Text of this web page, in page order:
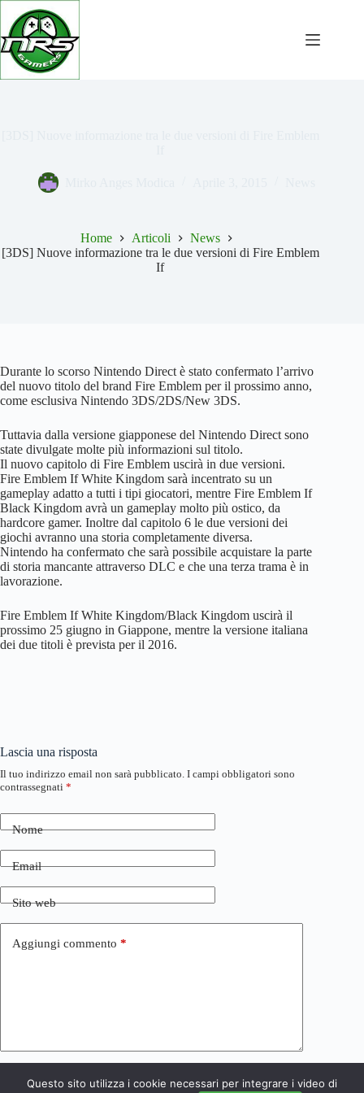
Salta
contenuto
Home Articoli
News
[3DS] Nuove informazione tra le due versioni di Fire Emblem
If
Durante lo scorso Nintendo Direct è stato confermato l’arrivo
del nuovo titolo del brand Fire Emblem per il prossimo anno,
come esclusiva Nintendo 3DS/2DS/New 3DS.
Tuttavia dalla versione giapponese del Nintendo Direct sono
state divulgate molte più informazioni sul titolo.
Il nuovo capitolo di Fire Emblem uscirà in due versioni.
Fire Emblem If White Kingdom sarà incentrato su un
gameplay adatto a tutti i tipi giocatori, mentre Fire Emblem If
Black Kingdom avrà un gameplay molto più ostico, da
hardcore gamer. Inoltre dal capitolo 6 le due versioni dei
giochi avranno una storia completamente diversa.
Nintendo ha confermato che sarà possibile acquistare la parte
di storia mancante attraverso DLC e che una terza trama è in
lavorazione.
Fire Emblem If White Kingdom/Black Kingdom uscirà il
prossimo 25 giugno in Giappone, mentre la versione italiana
dei due titoli è prevista per il 2016.
Lascia una risposta
Il tuo indirizzo email non sarà pubblicato. I campi obbligatori sono
contrassegnati *
Nome
Email
Sito web
Aggiungi commento *
Invia commento
Questo sito utilizza i cookie necessari per integrare i video di